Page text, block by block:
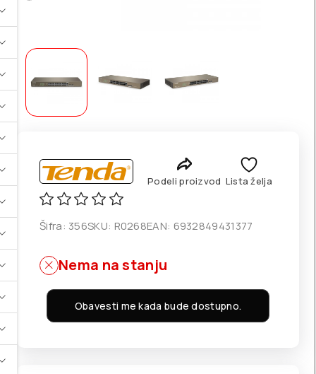
Podeli proizvod Lista želja
Šifra: 356SKU: R0268EAN: 6932849431377
Nema na stanju
Obavesti me kada bude dostupno.